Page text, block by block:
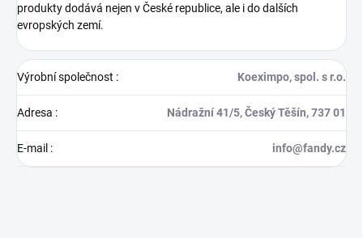
produkty dodává nejen v České republice, ale i do dalších
evropských zemí.
Výrobní společnost : Koeximpo, spol. s r.o.
Adresa : Nádražní 41/5, Český Těšín, 737 01
E-mail : info@fandy.cz